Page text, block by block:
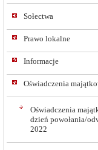
Sołectwa
Prawo lokalne
Informacje
Oświadczenia
Oświadczenia
dzień powołania/
2022